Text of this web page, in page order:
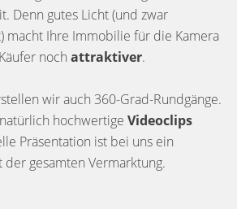
Denn gutes Licht (und zwar
macht Ihre Immobilie für die Kamera
noch attraktiver.
wir auch 360-Grad-Rundgänge.
hochwertige Videoclips
Präsentation ist bei uns ein
gesamten Vermarktung.